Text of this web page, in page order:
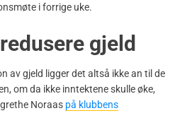
i forrige uke.
gjeld
av gjeld ligger det altså ikke an til de
om da ikke inntektene skulle øke,
Noraas på klubbens